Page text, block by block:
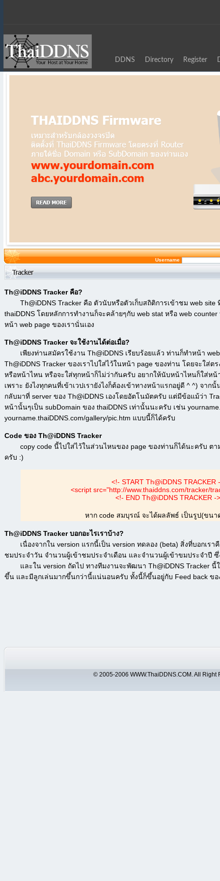
DDNS Directory Register
Username
Th@iDDNS Tracker คือ?
Th@iDDNS Tracker คือ ตัวนับหรือตัวเก็บสถิติการเข้าชม web site
thaiDDNS โดยหลักการทำงานก็จะคล้ายๆกับ web stat หรือ web
หน้า web page ของเรานั่นเอง
Th@iDDNS Tracker จะใช้งานได้ต่อเมื่อ?
เพียงท่านสมัครใช้งาน Th@iDDNS เรียบร้อยแล้ว ท่านก็ทำหน้า
Th@iDDNS Tracker ของเราไปใส่ไว้ในหน้า page ของท่าน โดยจะใส่ต
หรือหน้าไหน หรือจะใส่ทุกหน้าก็ไม่ว่ากันครับ อยากให้นับหน้าไหนก็ใส่ห
เพราะ ยังไงทุกคนที่เข้าเวปเรายังไงก็ต้องเข้าทางหน้าแรกอยู่ดี ^ ^) จาก
กลับมาที่ server ของ Th@iDDNS เองโดยอัตโนมัตครับ แต่มีข้อแม้ว่า
หน้านั้นๆเป็น subDomain ของ thaiDDNS เท่านั้นนะครับ เช่น
yourname.thaiDDNS.com/gallery/pic.htm แบบนี้ก็ได้ครับ
Code ของ Th@iDDNS Tracker
copy code นี้ไปใส่ไว้ในส่วนไหนของ page ของท่านก็ได้นะครับ ตา
ครับ :)
<!- START Th@iDDNS TRACKER
<script src="http://www.thaiddns.com/tracker/
<!- END Th@iDDNS TRACKER ->
หาก code สมบุรณ์ จะได้ผลลัพธ์ เป็นรูป(ขนา
Th@iDDNS Tracker บอกอะไรเราบ้าง?
เนื่องจากใน version แรกนี้เป็น version ทดลอง (beta) สิ่งที่บอกเรา
ชมประจำวัน จำนวนผู้เข้าชมประจำเดือน และจำนวนผู้เข้าขมประจำปี
และใน version ถัดไป ทางทีมงานจะพัฒนา Th@iDDNS Tracker นี้
ขึ้น และมีลูกเล่นมากขึ้นกว่านี้แน่นอนครับ ทั้งนี้ก็ขึ้นอยู่กับ Feed back ข
© 2005-2006 WWW.ThaiDDNS.COM. All Right